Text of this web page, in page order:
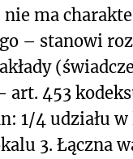
nie ma
– stanowi
art. 453
1/4 udziału
3. Łączna